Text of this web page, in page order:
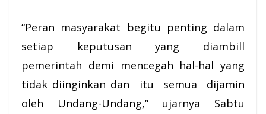
“Peran masyarakat begitu penting dalam
setiap keputusan yang diambill
pemerintah demi mencegah hal-hal yang
tidak diinginkan dan itu semua dijamin
oleh Undang-Undang,” ujarnya Sabtu